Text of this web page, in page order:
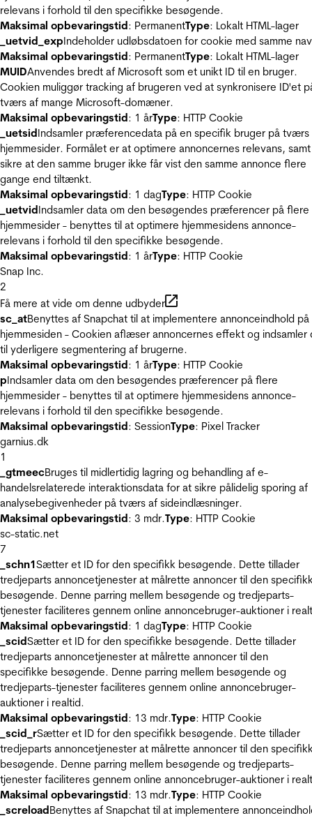
relevans i forhold til den specifikke besøgende.
Maksimal opbevaringstid: PermanentType: Lokalt HTML-lager
_uetvid_expIndeholder udløbsdatoen for cookie med samme
Maksimal opbevaringstid: PermanentType: Lokalt HTML-lager
MUIDAnvendes bredt af Microsoft som et unikt ID til en bruger.
Cookien muliggør tracking af brugeren ved at synkronisere ID'et
tværs af mange Microsoft-domæner.
Maksimal opbevaringstid: 1 årType: HTTP Cookie
_uetsidIndsamler præferencedata på en specifik bruger på tværs
hjemmesider. Formålet er at optimere annoncernes relevans, samt
sikre at den samme bruger ikke får vist den samme annonce flere
gange end tiltænkt.
Maksimal opbevaringstid: 1 dagType: HTTP Cookie
_uetvidIndsamler data om den besøgendes præferencer på flere
hjemmesider - benyttes til at optimere hjemmesidens annonce-
relevans i forhold til den specifikke besøgende.
Maksimal opbevaringstid: 1 årType: HTTP Cookie
Snap Inc.
2
Få mere at vide om denne udbyder
sc_atBenyttes af Snapchat til at implementere annonceindhold på
hjemmesiden - Cookien aflæser annoncernes effekt og indsamler
til yderligere segmentering af brugerne.
Maksimal opbevaringstid: 1 årType: HTTP Cookie
pIndsamler data om den besøgendes præferencer på flere
hjemmesider - benyttes til at optimere hjemmesidens annonce-
relevans i forhold til den specifikke besøgende.
Maksimal opbevaringstid: SessionType: Pixel Tracker
garnius.dk
1
_gtmeecBruges til midlertidig lagring og behandling af e-
handelsrelaterede interaktionsdata for at sikre pålidelig sporing af
analysebegivenheder på tværs af sideindlæsninger.
Maksimal opbevaringstid: 3 mdr.Type: HTTP Cookie
sc-static.net
7
_schn1Sætter et ID for den specifikk besøgende. Dette tillader
tredjeparts annoncetjenester at målrette annoncer til den
besøgende. Denne parring mellem besøgende og tredjeparts-
tjenester faciliteres gennem online annoncebruger-auktioner i
Maksimal opbevaringstid: 1 dagType: HTTP Cookie
_scidSætter et ID for den specifikke besøgende. Dette tillader
tredjeparts annoncetjenester at målrette annoncer til den
specifikke besøgende. Denne parring mellem besøgende og
tredjeparts-tjenester faciliteres gennem online annoncebruger-
auktioner i realtid.
Maksimal opbevaringstid: 13 mdr.Type: HTTP Cookie
_scid_rSætter et ID for den specifikk besøgende. Dette tillader
tredjeparts annoncetjenester at målrette annoncer til den
besøgende. Denne parring mellem besøgende og tredjeparts-
tjenester faciliteres gennem online annoncebruger-auktioner i
Maksimal opbevaringstid: 13 mdr.Type: HTTP Cookie
_screloadBenyttes af Snapchat til at implementere